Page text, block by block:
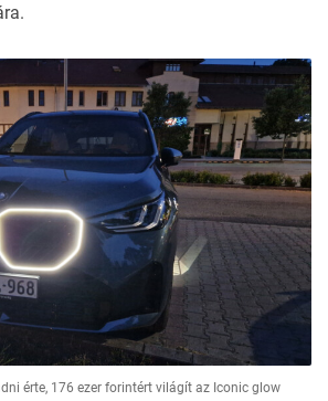
érte, 176 ezer forintért világít az Iconic glow